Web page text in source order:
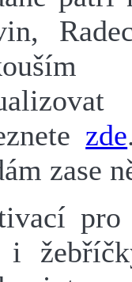
zde
zase
pro